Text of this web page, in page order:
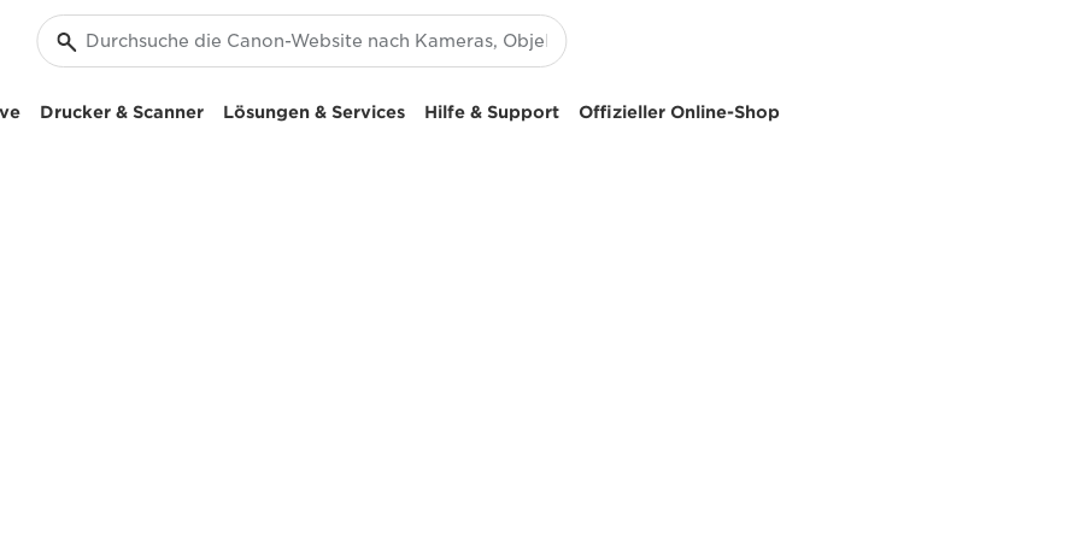
Drucker & Scanner Lösungen & Services Hilfe & Support Offizieller Online-Shop